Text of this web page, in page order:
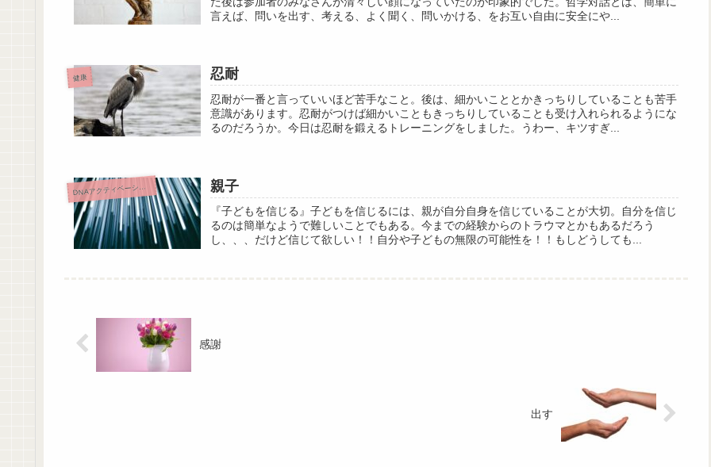
言えば、問いを出す、考える、よく聞く、問いかける、をお互い自由に安全にや...
健康 忍耐
忍耐が一番と言っていいほど苦手なこと。後は、細かいこととかきっちりしていることも苦手
意識があります。忍耐がつけば細かいこともきっちりしていることも受け入れられるようにな
るのだろうか。今日は忍耐を鍛えるトレーニングをしました。うわー、キツすぎ...
D
NAアクティベーション 親子
『子どもを信じる』子どもを信じるには、親が自分自身を信じていることが大切。自分を信じ
るのは簡単なようで難しいことでもある。今までの経験からのトラウマとかもあるだろう
し、、、だけど信じて欲しい！！自分や子どもの無限の可能性を！！もしどうしても...
感謝
出す